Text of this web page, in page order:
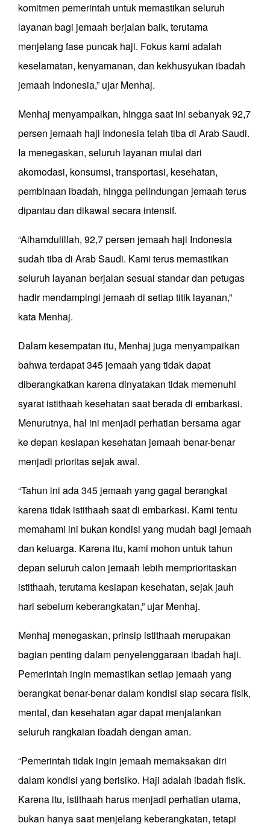
komitmen pemerintah untuk memastikan seluruh
layanan bagi jemaah berjalan baik, terutama
menjelang fase puncak haji. Fokus kami adalah
keselamatan, kenyamanan, dan kekhusyukan ibadah
jemaah Indonesia,” ujar Menhaj.
Menhaj menyampaikan, hingga saat ini sebanyak 92,7
persen jemaah haji Indonesia telah tiba di Arab Saudi.
Ia menegaskan, seluruh layanan mulai dari
akomodasi, konsumsi, transportasi, kesehatan,
pembinaan ibadah, hingga pelindungan jemaah terus
dipantau dan dikawal secara intensif.
“Alhamdulillah, 92,7 persen jemaah haji Indonesia
sudah tiba di Arab Saudi. Kami terus memastikan
seluruh layanan berjalan sesuai standar dan petugas
hadir mendampingi jemaah di setiap titik layanan,”
kata Menhaj.
Dalam kesempatan itu, Menhaj juga menyampaikan
bahwa terdapat 345 jemaah yang tidak dapat
diberangkatkan karena dinyatakan tidak memenuhi
syarat istithaah kesehatan saat berada di embarkasi.
Menurutnya, hal ini menjadi perhatian bersama agar
ke depan kesiapan kesehatan jemaah benar-benar
menjadi prioritas sejak awal.
“Tahun ini ada 345 jemaah yang gagal berangkat
karena tidak istithaah saat di embarkasi. Kami tentu
memahami ini bukan kondisi yang mudah bagi jemaah
dan keluarga. Karena itu, kami mohon untuk tahun
depan seluruh calon jemaah lebih memprioritaskan
istithaah, terutama kesiapan kesehatan, sejak jauh
hari sebelum keberangkatan,” ujar Menhaj.
Menhaj menegaskan, prinsip istithaah merupakan
bagian penting dalam penyelenggaraan ibadah haji.
Pemerintah ingin memastikan setiap jemaah yang
berangkat benar-benar dalam kondisi siap secara fisik,
mental, dan kesehatan agar dapat menjalankan
seluruh rangkaian ibadah dengan aman.
“Pemerintah tidak ingin jemaah memaksakan diri
dalam kondisi yang berisiko. Haji adalah ibadah fisik.
Karena itu, istithaah harus menjadi perhatian utama,
bukan hanya saat menjelang keberangkatan, tetapi